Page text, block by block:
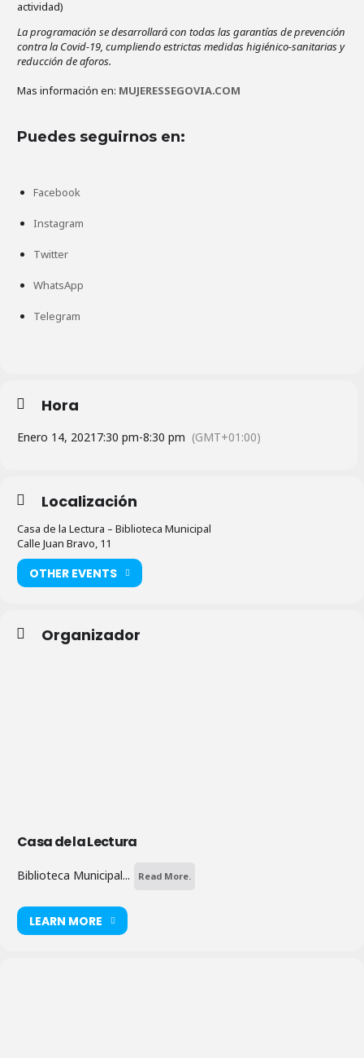
actividad)
La programación se desarrollará con todas las garantías de prevención
contra la Covid-19, cumpliendo estrictas medidas higiénico-sanitarias y
reducción de aforos.
Mas información en: MUJERESSEGOVIA.COM
Puedes seguirnos en:
Facebook
Instagram
Twitter
WhatsApp
Telegram
Hora
Enero 14, 2021 7:30 pm-8:30 pm (GMT+01:00)
Localización
Casa de la Lectura – Biblioteca Municipal
Calle Juan Bravo, 11
OTHER EVENTS
Organizador
Casa de la Lectura
Biblioteca Municipal... Read More.
LEARN MORE